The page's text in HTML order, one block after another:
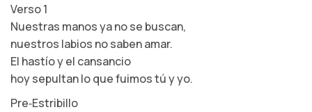
Verso 1
Nuestras manos ya no se buscan,
nuestros labios no saben amar.
El hastío y el cansancio
hoy sepultan lo que fuimos tú y yo.
Pre‑Estribillo